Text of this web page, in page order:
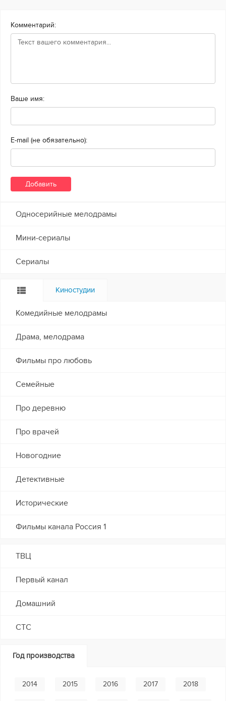
Комментарий:
Ваше имя:
E-mail (не обязательно):
Односерийные мелодрамы
Мини-сериалы
Сериалы
Киностудии
Комедийные мелодрамы
Драма, мелодрама
Фильмы про любовь
Семейные
Про деревню
Про врачей
Новогодние
Детективные
Исторические
Фильмы канала Россия 1
ТВЦ
Первый канал
Домашний
СТС
Год производства
2014 2015 2016 2017 2018